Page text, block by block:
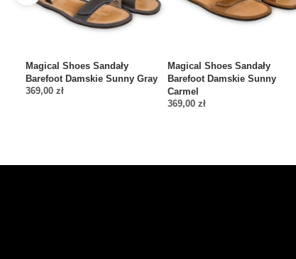
Magical Shoes Sandały
Barefoot Damskie Sunny Gray
369,00 zł
Magical Shoes Sandały
Barefoot Damskie Sunny
Carmel
369,00 zł